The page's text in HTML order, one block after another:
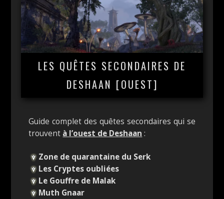
LES QUÊTES SECONDAIRES DE
DESHAAN [OUEST]
Guide complet des quêtes secondaires qui se
trouvent à l’ouest de Deshaan :
Zone de quarantaine du Serk
Les Cryptes oubliées
Le Gouffre de Malak
Muth Gnaar